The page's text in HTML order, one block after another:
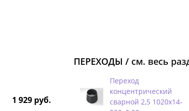
1 929 руб.
ПЕРЕХОДЫ / см. весь
Переход
концентрический
сварной 2,5 1020х14-